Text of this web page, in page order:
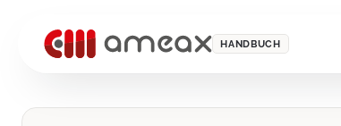
HANDBUCH